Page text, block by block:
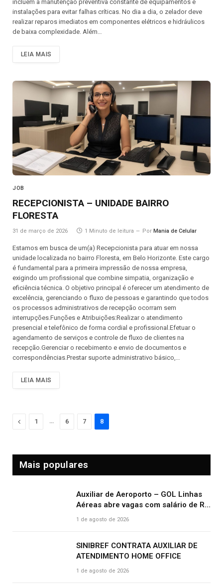
incluem a manutenção preventiva constante de equipamentos e
instalações para evitar falhas críticas. No dia a dia, o zelador deve
realizar reparos imediatos em componentes elétricos e hidráulicos
de baixa complexidade. Além…
LEIA MAIS
JOB
RECEPCIONISTA – UNIDADE BAIRRO
FLORESTA
31 de março de 2026 1 Minuto de leitura Por Mania de Celular
Estamos em busca de um(a) Recepcionista para atuar em nossa
unidade localizada no bairro Floresta, em Belo Horizonte. Este cargo
é fundamental para a primeira impressão de nossa empresa,
exigindo um profissional que combine simpatia, organização e
eficiência técnica. O objetivo principal é oferecer um atendimento de
excelência, gerenciando o fluxo de pessoas e garantindo que todos
os processos administrativos de recepção ocorram sem
interrupções.Funções e Atribuições:Realizar o atendimento
presencial e telefônico de forma cordial e profissional.Efetuar o
agendamento de serviços e controle de fluxo de clientes na
recepção.Gerenciar o recebimento e envio de documentos e
correspondências.Prestar suporte administrativo básico,…
LEIA MAIS
Previous
1 … 6 7 8
Mais populares
Auxiliar de Aeroporto – GOL Linhas
Aéreas abre vagas com salário de R$
2.000,00 e benefícios atrativos
1 de agosto de 2026
SINIBREF CONTRATA AUXILIAR DE
ATENDIMENTO HOME OFFICE
1 de agosto de 2026